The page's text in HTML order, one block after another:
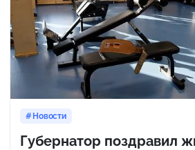
Новости
Губернатор поздравил